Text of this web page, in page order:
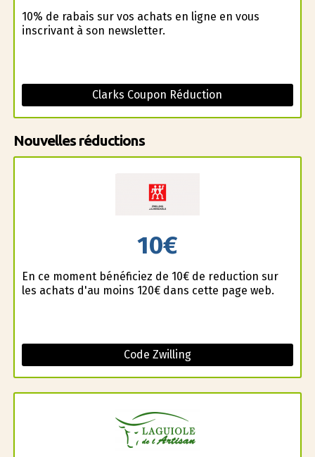
10% de rabais sur vos achats en ligne en vous
inscrivant à son newsletter.
Clarks Coupon Réduction
Nouvelles réductions
10€
En ce moment bénéficiez de 10€ de reduction sur
les achats d'au moins 120€ dans cette page web.
Code Zwilling